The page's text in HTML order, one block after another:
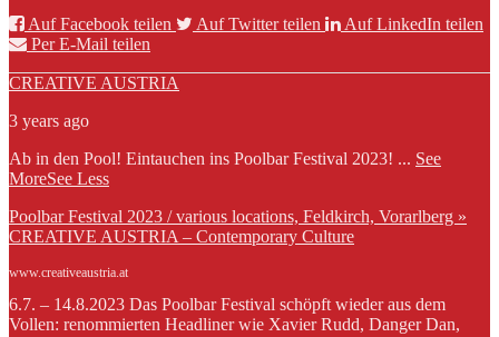
Auf Facebook teilen
Auf Twitter teilen
Auf LinkedIn teilen
Per E-Mail teilen
CREATIVE AUSTRIA
3 years ago
Ab in den Pool! Eintauchen ins Poolbar Festival 2023! ... See
MoreSee Less
Poolbar Festival 2023 / various locations, Feldkirch, Vorarlberg »
CREATIVE AUSTRIA – Contemporary Culture
www.creativeaustria.at
6.7. – 14.8.2023 Das Poolbar Festival schöpft wieder aus dem
Vollen: renommierten Headliner wie Xavier Rudd, Danger Dan,